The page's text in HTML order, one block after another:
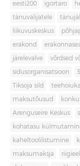
eesti200 igortaro
tänuvalijatele
liikuvuskeskus
erakond
järelevalve võrdsed
sidusorganisatsioon
Tiksoja sild
maksutõusud
Arenguseire Keskus
kohatasu
kaheltoolilistumine
maksumaksja